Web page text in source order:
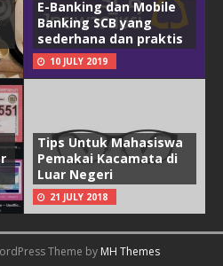
E-Banking dan Mobile
Banking SCB yang
sederhana dan praktis
10 JULY 2019
Tips Untuk Mahasiswa
Pemakai Kacamata di
Luar Negeri
21 JULY 2018
Theme by MH Themes